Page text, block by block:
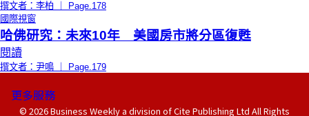
撰文者：李柏 ｜ Page.178
國際視窗
哈佛研究：未來10年 美國房市將分區復甦
閱讀
撰文者：尹鳴 ｜ Page.179
更多服務
© 2026 Business Weekly a division of Cite Publishing Ltd All Rights